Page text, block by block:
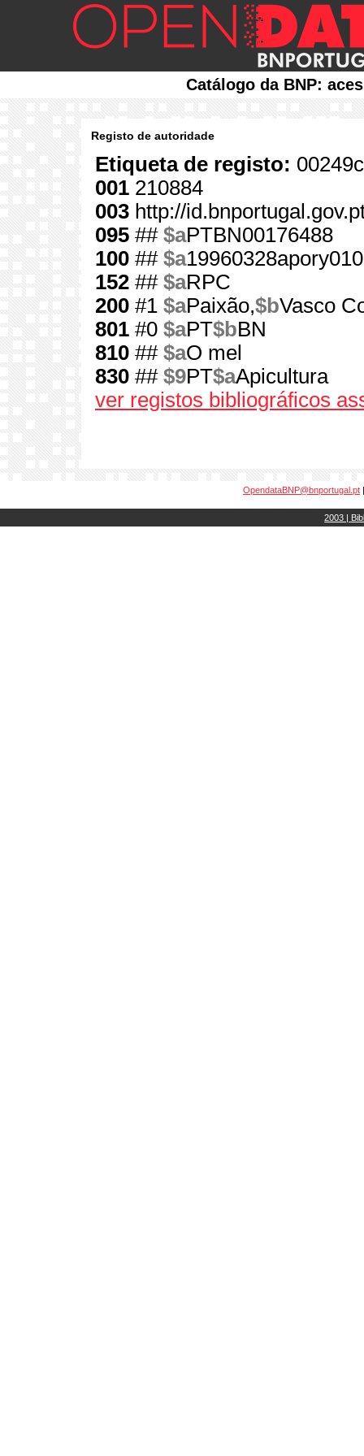
Catálogo da BNP:
Registo de autoridade
Etiqueta de registo:
001 210884
003 http://
095 ## $aPTBN00176488
100 ## $a
152 ## $aRPC
200 #1 $aPaixão,$bVasco
801 #0 $aPT$bBN
810 ## $aO mel
830 ## $9PT$aApicultura
ver registos bibliográficos
OpendataBNP@bnportugal.pt
2003 |